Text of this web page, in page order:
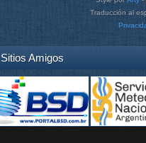
Traducción al
Sitios Amigos